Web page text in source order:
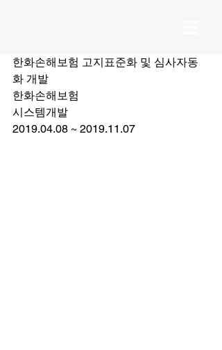
한화손해보험 고지표준화 및 심사자동
화 개발
한화손해보험
시스템개발
2019.04.08 ~ 2019.11.07